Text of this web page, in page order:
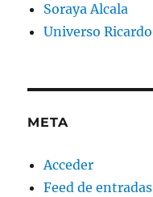
Soraya Alcala
Universo Ricardo
META
Acceder
Feed de entradas